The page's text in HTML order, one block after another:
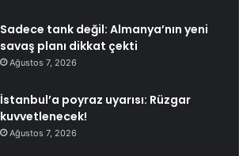
Sadece tank değil: Almanya’nın yeni
savaş planı dikkat çekti
Ağustos 7, 2026
İstanbul’a poyraz uyarısı: Rüzgar
kuvvetlenecek!
Ağustos 7, 2026